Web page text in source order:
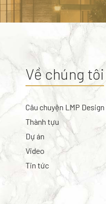
Về chúng tôi
Câu chuyện LMP Design
Thành tựu
Dự án
Video
Tin tức